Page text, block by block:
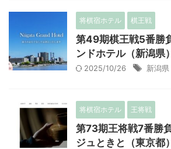
将棋宿ホテル 棋王戦
第49期棋王戦5番勝
ンドホテル（新潟県
2025/10/26 新潟県
将棋宿ホテル 王将戦
第73期王将戦7番勝
ジュときと（東京都